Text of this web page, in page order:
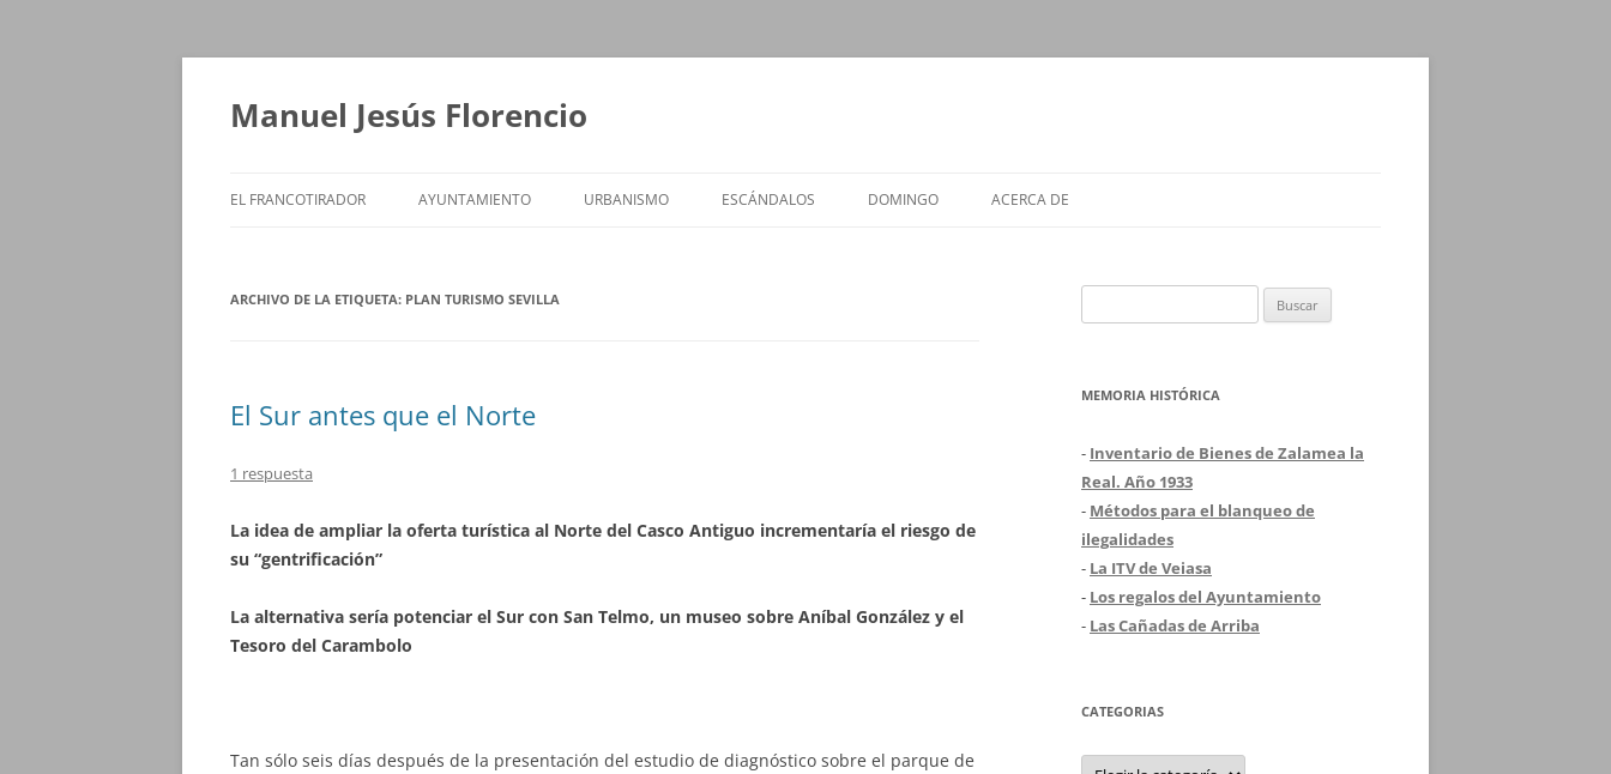
Saltar
Manuel Jesús Florencio
EL FRANCOTIRADOR AYUNTAMIENTO URBANISMO ESCÁNDALOS DOMINGO ACERCA DE
ARCHIVO DE LA ETIQUETA: PLAN TURISMO SEVILLA
El Sur antes que el Norte
1 respuesta
La idea de ampliar la oferta turística al Norte del Casco Antiguo incrementaría el riesgo de
su “gentrificación”
La alternativa sería potenciar el Sur con San Telmo, un museo sobre Aníbal González y el
Tesoro del Carambolo
Tan sólo seis días después de la presentación del estudio de diagnóstico sobre el parque de
MEMORIA HISTÓRICA
- Inventario de Bienes de Zalamea la
Real. Año 1933
- Métodos para el blanqueo de
ilegalidades
- La ITV de Veiasa
- Los regalos del Ayuntamiento
- Las Cañadas de Arriba
CATEGORIAS
Categorias